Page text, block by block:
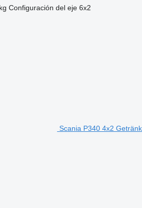
Configuración del eje 6x2
Scania P340 4x2